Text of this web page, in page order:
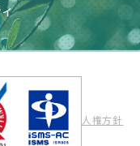
人権方針